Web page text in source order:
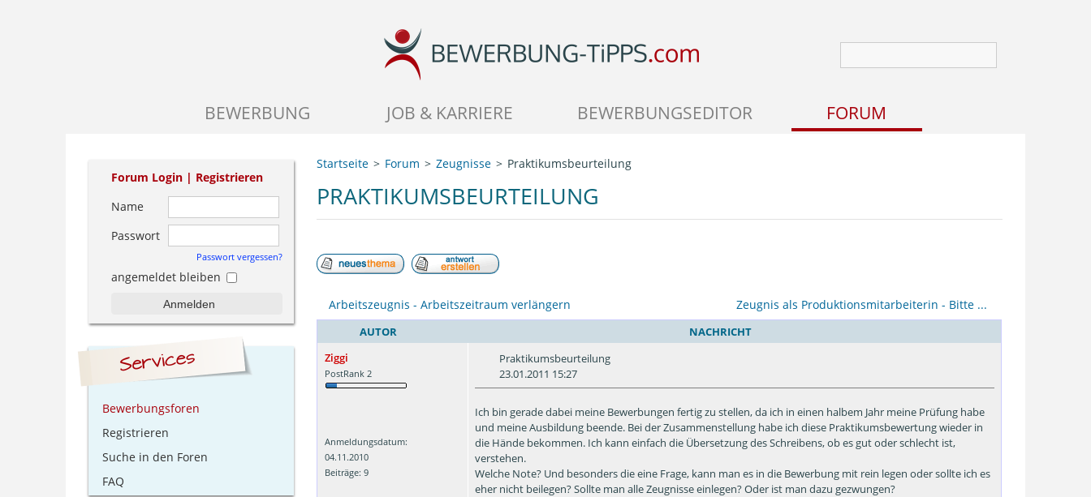
BEWERBUNG JOB & KARRIERE BEWERBUNGSEDITOR FORUM
Startseite Forum Zeugnisse Praktikumsbeurteilung
PRAKTIKUMSBEURTEILUNG
Arbeitszeugnis - Arbeitszeitraum verlängern Zeugnis als Produktionsmitarbeiterin - Bitte ...
AUTOR
NACHRICHT
Ziggi
PostRank 2
Anmeldungsdatum:
04.11.2010
Beiträge: 9
Praktikumsbeurteilung
23.01.2011 15:27
Ich bin gerade dabei meine Bewerbungen fertig zu stellen, da ich in einen halbem Jahr meine Prüfung habe
und meine Ausbildung beende. Bei der Zusammenstellung habe ich diese Praktikumsbewertung wieder in
die Hände bekommen. Ich kann einfach die Übersetzung des Schreibens, ob es gut oder schlecht ist,
verstehen.
Welche Note? Und besonders die eine Frage, kann man es in die Bewerbung mit rein legen oder sollte ich es
eher nicht beilegen? Sollte man alle Zeugnisse einlegen? Oder ist man dazu gezwungen?
Forum Login | Registrieren
Name
Passwort
Passwort vergessen?
angemeldet bleiben
Anmelden
Bewerbungsforen
Registrieren
Suche in den Foren
FAQ